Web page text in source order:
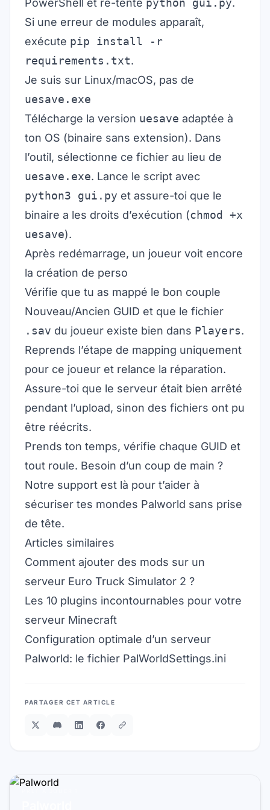
PowerShell et re-tente python gui.py.
Si une erreur de modules apparaît,
exécute pip install -r
requirements.txt.
Je suis sur Linux/macOS, pas de
uesave.exe
Télécharge la version uesave adaptée à
ton OS (binaire sans extension). Dans
l’outil, sélectionne ce fichier au lieu de
uesave.exe. Lance le script avec
python3 gui.py et assure-toi que le
binaire a les droits d’exécution (chmod +x
uesave).
Après redémarrage, un joueur voit encore
la création de perso
Vérifie que tu as mappé le bon couple
Nouveau/Ancien GUID et que le fichier
.sav du joueur existe bien dans Players.
Reprends l’étape de mapping uniquement
pour ce joueur et relance la réparation.
Assure-toi que le serveur était bien arrêté
pendant l’upload, sinon des fichiers ont pu
être réécrits.
Prends ton temps, vérifie chaque GUID et
tout roule. Besoin d’un coup de main ?
Notre support est là pour t’aider à
sécuriser tes mondes Palworld sans prise
de tête.
Articles similaires
Comment ajouter des mods sur un
serveur Euro Truck Simulator 2 ?
Les 10 plugins incontournables pour votre
serveur Minecraft
Configuration optimale d’un serveur
Palworld: le fichier PalWorldSettings.ini
PARTAGER CET ARTICLE